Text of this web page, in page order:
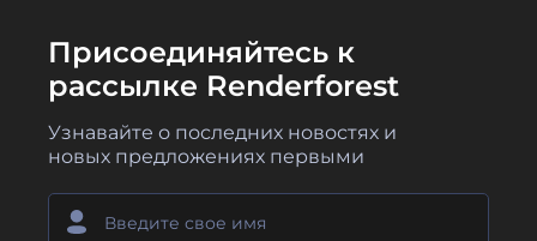
Присоединяйтесь к
рассылке Renderforest
Узнавайте о последних новостях и
новых предложениях первыми